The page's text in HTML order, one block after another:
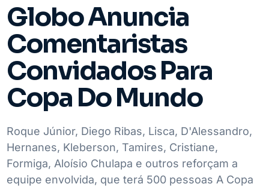
Globo Anuncia
Comentaristas
Convidados Para
Copa Do Mundo
Roque Júnior, Diego Ribas, Lisca, D'Alessandro,
Hernanes, Kleberson, Tamires, Cristiane,
Formiga, Aloísio Chulapa e outros reforçam a
equipe envolvida, que terá 500 pessoas A Copa